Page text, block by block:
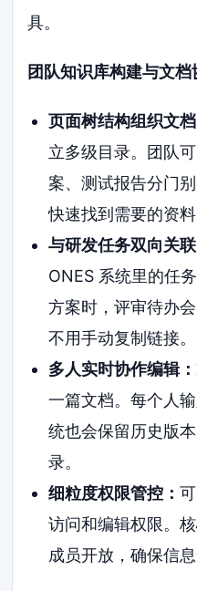
具。
团队知识库构建与文
页面树结构组织文档
立多级目录。团队
案、测试报告分门
快速找到需要的资料
与研发任务双向关联
ONES 系统里的任
方案时，评审待办
不用手动复制链接。
多人实时协作编辑：
一篇文档。每个人
统也会保留历史版
录。
细粒度权限管控：
访问和编辑权限。
成员开放，确保信息